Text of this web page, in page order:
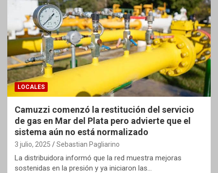
LOCALES
Camuzzi comenzó la restitución del servicio
de gas en Mar del Plata pero advierte que el
sistema aún no está normalizado
3 julio, 2025 Sebastian Pagliarino
La distribuidora informó que la red muestra mejoras
sostenidas en la presión y ya iniciaron las…